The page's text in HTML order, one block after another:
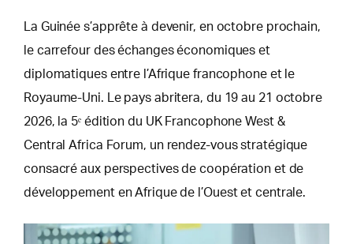
La Guinée s’apprête à devenir, en octobre prochain,
le carrefour des échanges économiques et
diplomatiques entre l’Afrique francophone et le
Royaume-Uni. Le pays abritera, du 19 au 21 octobre
2026, la 5ᵉ édition du UK Francophone West &
Central Africa Forum, un rendez-vous stratégique
consacré aux perspectives de coopération et de
développement en Afrique de l’Ouest et centrale.